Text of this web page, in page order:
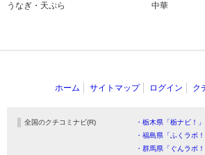
うなぎ・天ぷら
中華
ホーム サイトマップ ログイン ク
全国のクチコミナビ(R) ・栃木県「栃ナビ！」
・福島県「ふくラボ！
・群馬県「ぐんラボ！